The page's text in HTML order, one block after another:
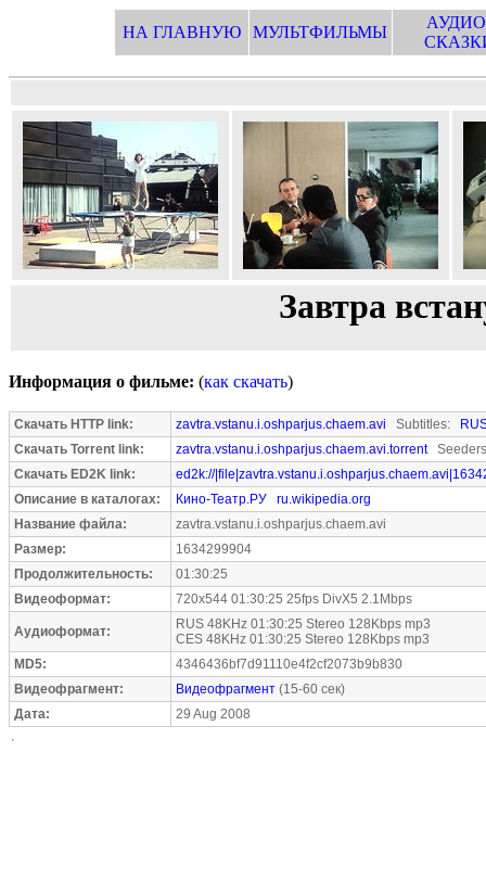
НА ГЛАВНУЮ МУЛЬТФИЛЬМЫ
Завтра
Информация о фильме: (как скачать)
Скачать HTTP link: zavtra.vstanu.i.oshparjus.chaem.avi Subtitles:
Скачать Torrent link:
zavtra.vstanu.i.oshparjus.chaem.avi.torrent
Скачать ED2K link:
ed2k://
Описание в каталогах:
Кино-Театр.РУ
ru.wikipedia.org
Название файла:
zavtra.vstanu.i.oshparjus.chaem.avi
Размер:
1634299904
Продолжительность:
01:30:25
Видеоформат:
720x544 01:30:25 25fps DivX5 2.1Mbps
Аудиоформат:
RUS 48KHz 01:30:25 Stereo 128Kbps mp3
CES 48KHz 01:30:25 Stereo 128Kbps mp3
MD5:
4346436bf7d91110e4f2cf2073b9b830
Видеофрагмент:
Видеофрагмент (15-60 сек)
Дата:
29 Aug 2008